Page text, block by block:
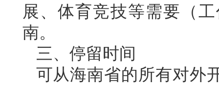
展、体育竞技等需要（
南。
三、停留时间
可从海南省的所有对外